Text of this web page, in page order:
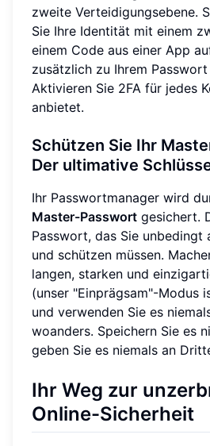
zweite Verteidigungsebene.
Sie Ihre Identität mit einem
einem Code aus einer App
zusätzlich zu Ihrem
Aktivieren Sie 2FA für jedes
anbietet.
Schützen Sie Ihr
Der ultimative
Ihr Passwortmanager wird
Master-Passwort gesichert.
Passwort, das Sie unbedingt
und schützen müssen.
langen, starken und
(unser "Einprägsam"-Modus
und verwenden Sie es
woanders. Speichern Sie es
geben Sie es niemals an
Ihr Weg zur
Online-Sicherheit